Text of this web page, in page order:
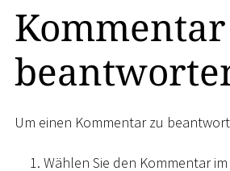
Kommentar
Um einen Kommentar zu
Wählen Sie den Kommentar